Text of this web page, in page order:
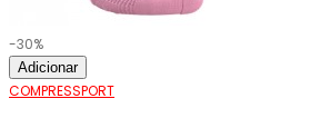
-30%
Adicionar
COMPRESSPORT